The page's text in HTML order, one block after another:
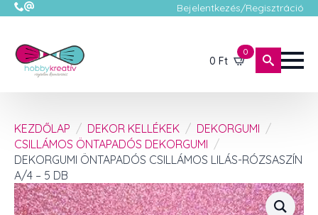
Bejelentkezés/Regisztráció
0 Ft
0
KEZDŐLAP DEKOR KELLÉKEK
DEKORGUMI
CSILLÁMOS ÖNTAPADÓS DEKORGUMI
DEKORGUMI ÖNTAPADÓS CSILLÁMOS LILÁS-RÓZSASZÍN
A/4 – 5 DB